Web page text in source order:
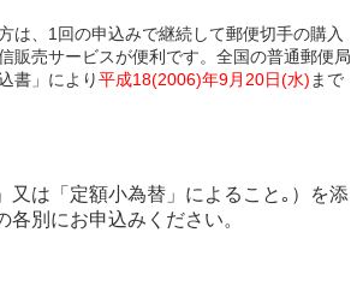
は、1回の申込みで継続して郵便切手の購入
販売サービスが便利です。全国の普通郵便局
書」により平成18(2006)年9月20日(水) まで
は「定額小為替」によること｡）を添
別にお申込みください。